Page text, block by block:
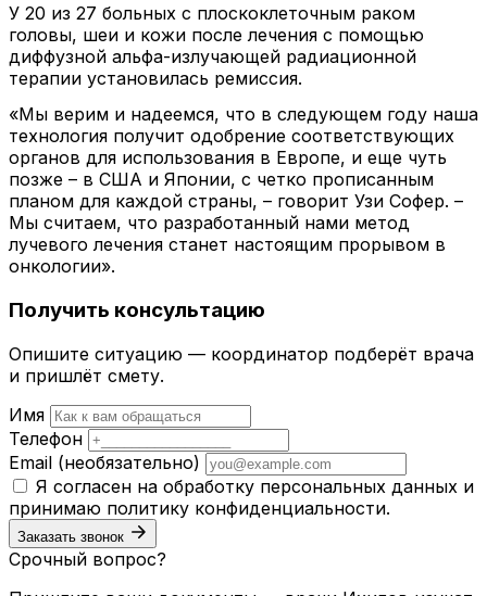
У 20 из 27 больных с плоскоклеточным раком
головы, шеи и кожи после лечения с помощью
диффузной альфа-излучающей радиационной
терапии установилась ремиссия.
«Мы верим и надеемся, что в следующем году наша
технология получит одобрение соответствующих
органов для использования в Европе, и еще чуть
позже – в США и Японии, с четко прописанным
планом для каждой страны, – говорит Узи Софер. –
Мы считаем, что разработанный нами метод
лучевого лечения станет настоящим прорывом в
онкологии».
Получить консультацию
Опишите ситуацию — координатор подберёт врача
и пришлёт смету.
Имя
Телефон
Email (необязательно)
Я согласен на обработку персональных данных и
принимаю политику конфиденциальности.
Заказать звонок
Срочный вопрос?